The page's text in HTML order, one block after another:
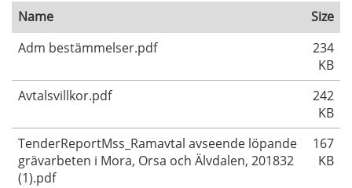
Name
Size
Adm bestämmelser.pdf
234
KB
Avtalsvillkor.pdf
242
KB
TenderReportMss_Ramavtal avseende löpande
grävarbeten i Mora, Orsa och Älvdalen, 201832
(1).pdf
167
KB